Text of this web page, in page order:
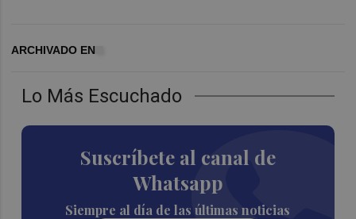
Lo Más Escuchado
Suscríbete al canal de
Whatsapp
Siempre al día de las últimas noticias
ARCHIVADO EN